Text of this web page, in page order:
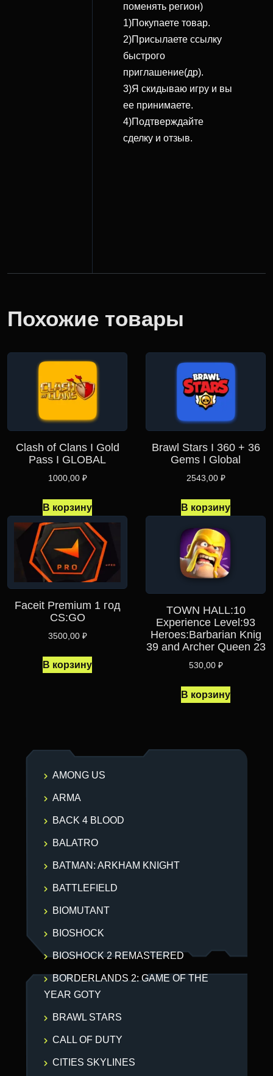
поменять регион)
1)Покупаете товар.
2)Присылаете ссылку
быстрого
приглашение(др).
3)Я скидываю игру и вы
ее принимаете.
4)Подтверждайте
сделку и отзыв.
Похожие товары
Clash of Clans I Gold
Pass I GLOBAL
1000,00 ₽
В корзину
Brawl Stars I 360 + 36
Gems I Global
2543,00 ₽
В корзину
Faceit Premium 1 год
CS:GO
3500,00 ₽
В корзину
TOWN HALL:10
Experience Level:93
Heroes:Barbarian Knig
39 and Archer Queen 23
530,00 ₽
В корзину
AMONG US
ARMA
BACK 4 BLOOD
BALATRO
BATMAN: ARKHAM KNIGHT
BATTLEFIELD
BIOMUTANT
BIOSHOCK
BIOSHOCK 2 REMASTERED
BORDERLANDS 2: GAME OF THE
YEAR GOTY
BRAWL STARS
CALL OF DUTY
CITIES SKYLINES